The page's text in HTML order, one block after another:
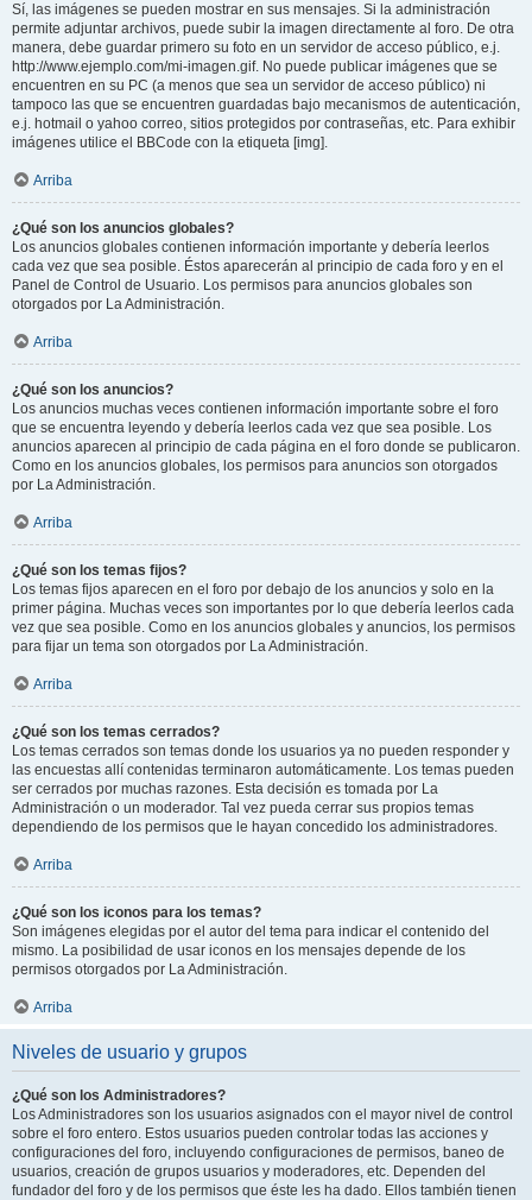
Sí, las imágenes se pueden mostrar en sus mensajes. Si la administración
permite adjuntar archivos, puede subir la imagen directamente al foro. De otra
manera, debe guardar primero su foto en un servidor de acceso público, e.j.
http://www.ejemplo.com/mi-imagen.gif. No puede publicar imágenes que se
encuentren en su PC (a menos que sea un servidor de acceso público) ni
tampoco las que se encuentren guardadas bajo mecanismos de autenticación,
e.j. hotmail o yahoo correo, sitios protegidos por contraseñas, etc. Para exhibir
imágenes utilice el BBCode con la etiqueta [img].
Arriba
¿Qué son los anuncios globales?
Los anuncios globales contienen información importante y debería leerlos
cada vez que sea posible. Éstos aparecerán al principio de cada foro y en el
Panel de Control de Usuario. Los permisos para anuncios globales son
otorgados por La Administración.
Arriba
¿Qué son los anuncios?
Los anuncios muchas veces contienen información importante sobre el foro
que se encuentra leyendo y debería leerlos cada vez que sea posible. Los
anuncios aparecen al principio de cada página en el foro donde se publicaron.
Como en los anuncios globales, los permisos para anuncios son otorgados
por La Administración.
Arriba
¿Qué son los temas fijos?
Los temas fijos aparecen en el foro por debajo de los anuncios y solo en la
primer página. Muchas veces son importantes por lo que debería leerlos cada
vez que sea posible. Como en los anuncios globales y anuncios, los permisos
para fijar un tema son otorgados por La Administración.
Arriba
¿Qué son los temas cerrados?
Los temas cerrados son temas donde los usuarios ya no pueden responder y
las encuestas allí contenidas terminaron automáticamente. Los temas pueden
ser cerrados por muchas razones. Esta decisión es tomada por La
Administración o un moderador. Tal vez pueda cerrar sus propios temas
dependiendo de los permisos que le hayan concedido los administradores.
Arriba
¿Qué son los iconos para los temas?
Son imágenes elegidas por el autor del tema para indicar el contenido del
mismo. La posibilidad de usar iconos en los mensajes depende de los
permisos otorgados por La Administración.
Arriba
Niveles de usuario y grupos
¿Qué son los Administradores?
Los Administradores son los usuarios asignados con el mayor nivel de control
sobre el foro entero. Estos usuarios pueden controlar todas las acciones y
configuraciones del foro, incluyendo configuraciones de permisos, baneo de
usuarios, creación de grupos usuarios y moderadores, etc. Dependen del
fundador del foro y de los permisos que éste les ha dado. Ellos también tienen